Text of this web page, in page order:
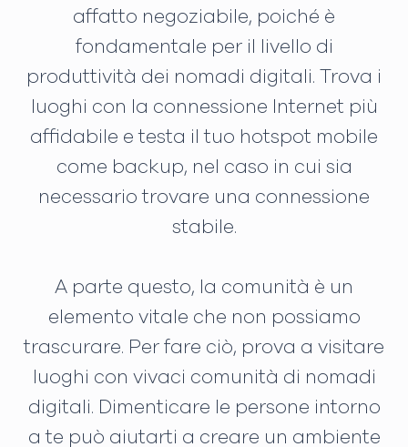
affatto negoziabile, poiché è
fondamentale per il livello di
produttività dei nomadi digitali. Trova i
luoghi con la connessione Internet più
affidabile e testa il tuo hotspot mobile
come backup, nel caso in cui sia
necessario trovare una connessione
stabile.
A parte questo, la comunità è un
elemento vitale che non possiamo
trascurare. Per fare ciò, prova a visitare
luoghi con vivaci comunità di nomadi
digitali. Dimenticare le persone intorno
a te può aiutarti a creare un ambiente